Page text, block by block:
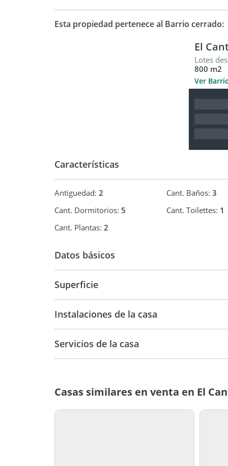
Esta propiedad pertenece al Barrio cerrado:
El
Lotes
800 m2
Ver
Características
Antiguedad: 2 Cant. Baños: 3
Cant. Dormitorios: 5 Cant. Toilettes: 1
Cant. Plantas: 2
Datos básicos
Superficie
Instalaciones de la casa
Servicios de la casa
Casas similares en venta en El